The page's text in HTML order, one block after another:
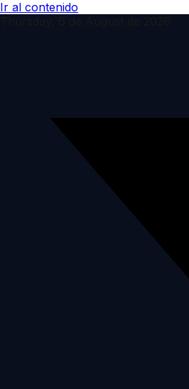
Ir al contenido